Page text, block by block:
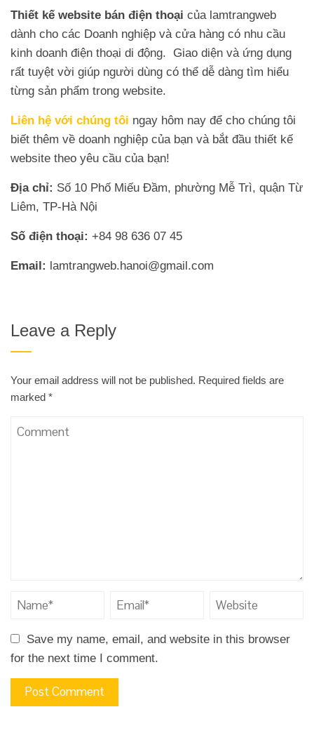
Thiết kế website bán điện thoại của lamtrangweb
dành cho các Doanh nghiệp và cửa hàng có nhu cầu
kinh doanh điện thoại di động. Giao diện và ứng dụng
rất tuyệt vời giúp người dùng có thể dễ dàng tìm hiểu
từng sản phẩm trong website.
Liên hệ với chúng tôi ngay hôm nay để cho chúng tôi
biết thêm về doanh nghiệp của bạn và bắt đầu thiết kế
website theo yêu cầu của bạn!
Địa chỉ: Số 10 Phố Miếu Đầm, phường Mễ Trì, quận Từ
Liêm, TP-Hà Nội
Số điện thoại: +84 98 636 07 45
Email: lamtrangweb.hanoi@gmail.com
Leave a Reply
Your email address will not be published. Required fields are
marked *
Save my name, email, and website in this browser
for the next time I comment.